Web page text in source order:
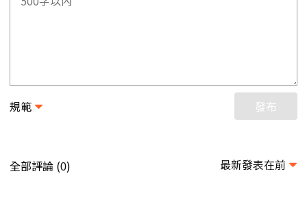
規範 發布
全部評論 (0) 最新發表在前